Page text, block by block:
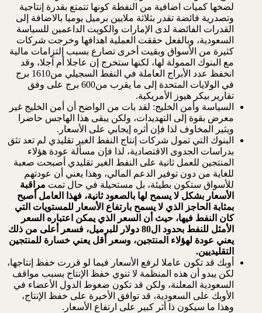
لضخها كميات اضافية من النفطة كونها تتمتع بقدرة إنتاجية
وتصدرية فائضة تقدر بثلاثة ملايين برميل يوميا بالاضافة إلى
القدرات الفائضة لدى الإمارات والكويت الداعمين للسياسة
السعودية، وبالفعل حققت العملية اهدافها وخرجت شركات
كثيرة من الأسواق وبقيت أخرى تصارع بسبب إلتزامات مالية
مع البنوك الممولة لها، لكنها ستخرج إن عاجلا أم آجلا، وقد
انخفظ عدد الأبراج العاملة في النفط السجيلي من1610 برج
في الولايات المتحدة إلى ما يقرب من600 برج على وفق
تقارير بيكر هيوز الأمريكية.
السياسة وأمن الخليج: لقد بات من الواضح أن أمن الخليج غير
معرض بقوة إلى التهديدات، ولكن يبقى هذا الهاجس حاضرا
ويثير المخاوف لذا فإن أثره إيجابي على الأسعار.
البنوك التي تمول شركات إنتاج النفط الغير تقليدي لم تعد تثق
بدراسات الجدوى الاقتصادية، لذا فإن مسألة عودة هؤلاء
المنتجين للعمل ثانية على النفط الغير تقليدي أصبحت صعبة
للغاية من دون توفير الدعم المالي، وهذا يعني أن عودتهم
للأسواق ستكون بطيئة، بل مستحيلة في حال تمت مراقبة
الأسعار بشكل لا يسمح لها بالصعود ثانية، فهذا العامل أصبح
بمثابة الحاجز الذي لا يسمح بارتفاع الأسعار للمستويات التي
كان النفط فيها، حيث أن السعر الذي يمكن اعتباره السعر
الأمثل للنفط بحدود ال80 دولار للبرميل، فسعر أعلى من ذلك
يعني عودة لهؤلاء المنتجين، وسعر أقل يعني خسارة للمنتجين
التقليديين.
أوبك قد تكون عاملا لرفع الأسعار فيما لو قررت خفظ إنتاجها،
لكن يبدو أن هذه المنظمة لا تنوي خفظ الإنتاج بسبب مواقف
السعودية المعلنة، ولكن قد تكون ضغوط الدول الأعضاء في
الأوبك على السعودية، قد توافق الأخيرة على خفظ الإنتاج،
وهذا ما سيكون ذا أثر كبير على ارتفاع الأسعار.